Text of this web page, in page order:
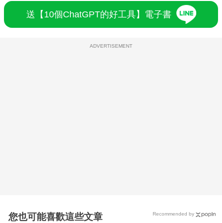
送【10個ChatGPT的好工具】電子書
ADVERTISEMENT
您也可能喜歡這些文章 Recommended by